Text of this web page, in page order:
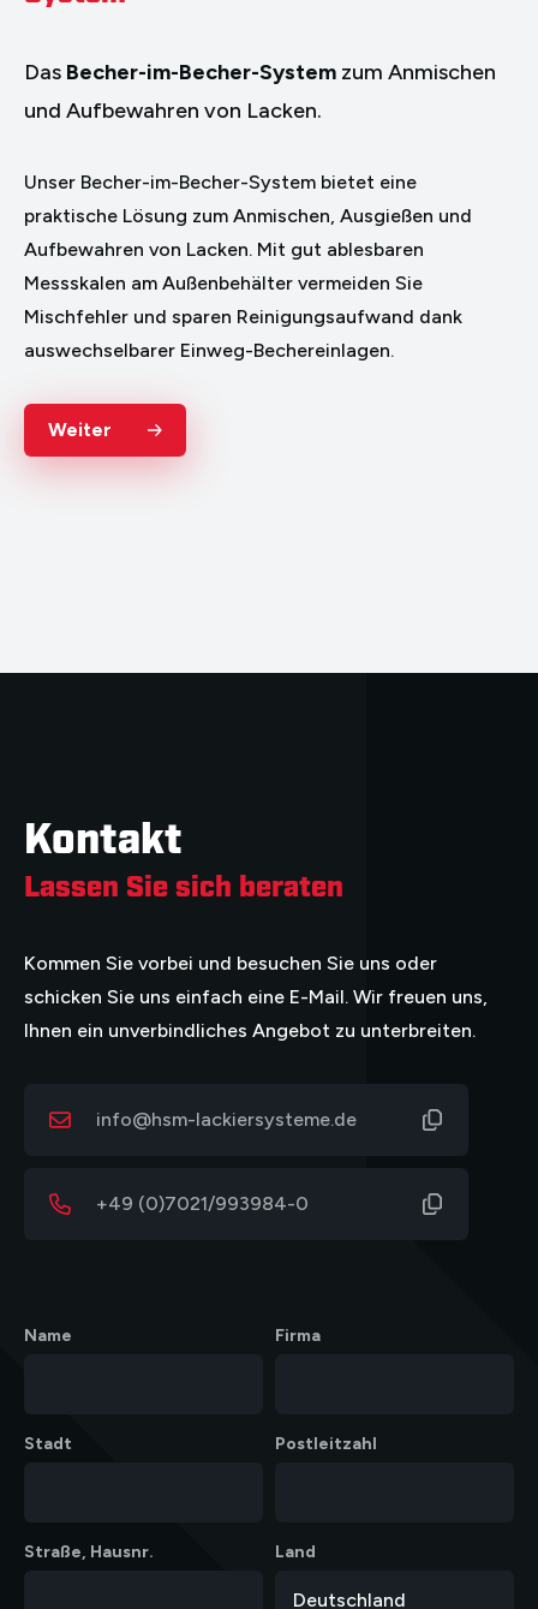
Das Becher-im-Becher-System zum Anmischen
und Aufbewahren von Lacken.
Unser Becher-im-Becher-System bietet eine
praktische Lösung zum Anmischen, Ausgießen und
Aufbewahren von Lacken. Mit gut ablesbaren
Messskalen am Außenbehälter vermeiden Sie
Mischfehler und sparen Reinigungsaufwand dank
auswechselbarer Einweg-Bechereinlagen.
Weiter
Kontakt
Lassen Sie sich beraten
Kommen Sie vorbei und besuchen Sie uns oder
schicken Sie uns einfach eine E-Mail. Wir freuen uns,
Ihnen ein unverbindliches Angebot zu unterbreiten.
info@hsm-lackiersysteme.de
+49 (0)7021/993984-0
Name Firma
Stadt Postleitzahl
Straße, Hausnr. Land